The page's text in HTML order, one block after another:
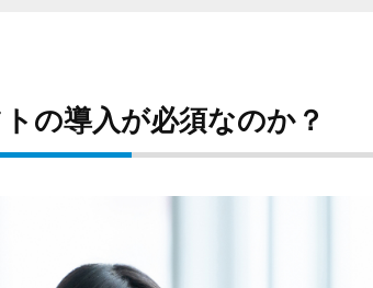
の導入が必須なのか？